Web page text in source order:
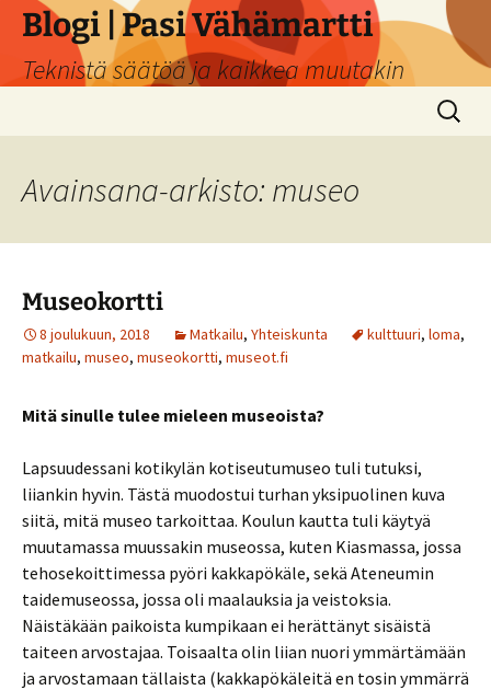
Siirry
sisältöön
Blogi | Pasi Vähämartti
Teknistä säätöä ja kaikkea muutakin
Haku:
Avainsana-arkisto: museo
Museokortti
8 joulukuun, 2018 Matkailu, Yhteiskunta kulttuuri, loma,
matkailu, museo, museokortti, museot.fi
Mitä sinulle tulee mieleen museoista?
Lapsuudessani kotikylän kotiseutumuseo tuli tutuksi,
liiankin hyvin. Tästä muodostui turhan yksipuolinen kuva
siitä, mitä museo tarkoittaa. Koulun kautta tuli käytyä
muutamassa muussakin museossa, kuten Kiasmassa, jossa
tehosekoittimessa pyöri kakkapökäle, sekä Ateneumin
taidemuseossa, jossa oli maalauksia ja veistoksia.
Näistäkään paikoista kumpikaan ei herättänyt sisäistä
taiteen arvostajaa. Toisaalta olin liian nuori ymmärtämään
ja arvostamaan tällaista (kakkapökäleitä en tosin ymmärrä